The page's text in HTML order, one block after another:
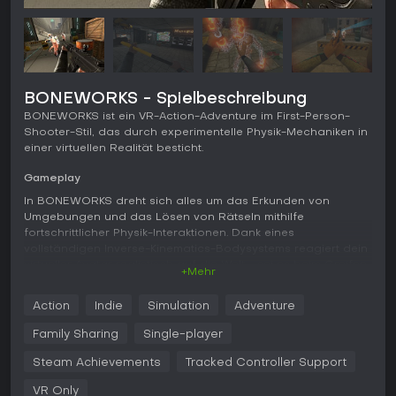
BONEWORKS - Spielbeschreibung
BONEWORKS ist ein VR-Action-Adventure im First-Person-
Shooter-Stil, das durch experimentelle Physik-Mechaniken in
einer virtuellen Realität besticht.
Gameplay
In BONEWORKS dreht sich alles um das Erkunden von
Umgebungen und das Lösen von Rätseln mithilfe
fortschrittlicher Physik-Interaktionen. Dank eines
improvisierte Waffen einsetzen. Gegner wie Nullbodies
Hinken bei Beinverletzungen. Die Fortbewegung basiert auf
die nicht-linearen Levels laden zu kreativen Lösungen ein,
+Mehr
Action Indie Simulation Adventure
Family Sharing Single-player
Steam Achievements Tracked Controller Support
VR Only